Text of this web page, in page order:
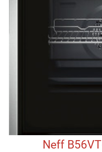
Neff